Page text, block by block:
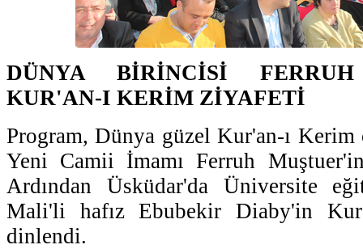
DÜNYA BİRİNCİSİ FERRUH
KUR'AN-I KERİM ZİYAFETİ
Program, Dünya güzel Kur'an-ı
Yeni Camii İmamı Ferruh
Ardından Üsküdar'da Üniversite
Mali'li hafız Ebubekir Diaby'in
dinlendi.